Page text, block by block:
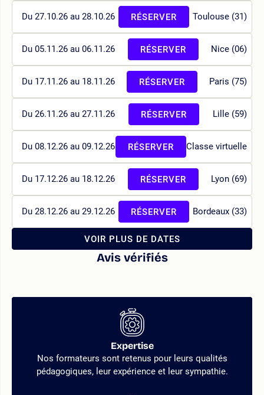
Du 27.10.26 au 28.10.26 Toulouse (31)
RÉSERVER
Du 05.11.26 au 06.11.26 Nice (06)
RÉSERVER
Du 17.11.26 au 18.11.26 Paris (75)
RÉSERVER
Du 26.11.26 au 27.11.26 Lille (59)
RÉSERVER
Du 08.12.26 au 09.12.26 Classe virtuelle
RÉSERVER
Du 17.12.26 au 18.12.26 Lyon (69)
RÉSERVER
Du 28.12.26 au 29.12.26 Bordeaux (33)
RÉSERVER
VOIR PLUS DE DATES
Avis vérifiés
Expertise
Nos formateurs sont retenus pour leurs qualités
pédagogiques, leur expérience et leur sympathie.